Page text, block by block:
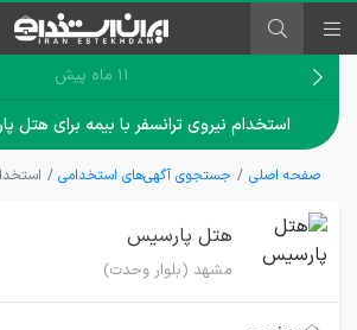
۱۱ ماه پیش
استخدام نیروی ترانسفر با بیمه برای
صفحه اصلی جستجوی آگهی‌های استخدامی
هتل پارسیس
مشهد (بلوار وحدت)